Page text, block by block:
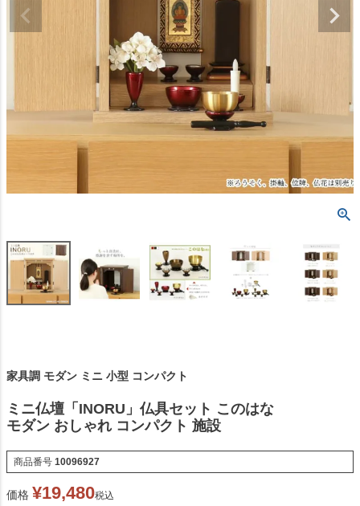
家具調 モダン ミニ 小型 コンパクト
ミニ仏壇「INORU」仏具セット このはな
モダン おしゃれ コンパクト 施設
商品番号 10096927
価格 ¥19,480税込